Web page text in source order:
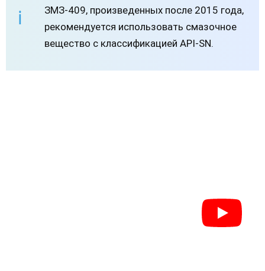
ЗМЗ-409, произведенных после 2015 года,
рекомендуется использовать смазочное
вещество с классификацией API-SN.